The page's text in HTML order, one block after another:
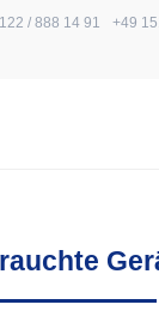
/ 888 14 91
+49